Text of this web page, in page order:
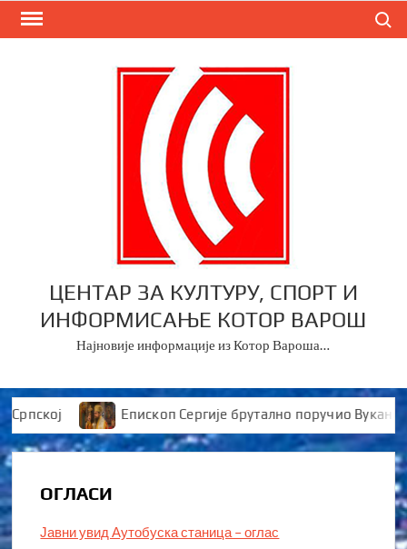
Skip
ЦЕНТАР ЗА КУЛТУРУ, СПОРТ И
ИНФОРМИСАЊЕ КОТОР ВАРОШ
Најновије информације из Котор Вароша…
Епископ Сергије брутално поручио
ОГЛАСИ
Јавни увид Аутобуска станица – оглас